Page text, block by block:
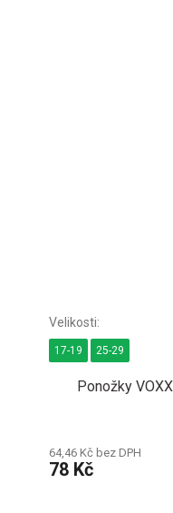
Ponožky
64,46 Kč bez DPH
78 Kč
17-19 25-29